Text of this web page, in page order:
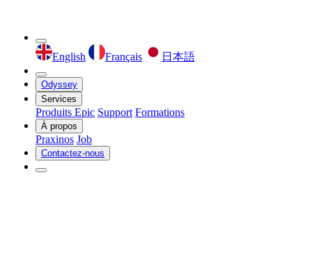
English Français 日本語
Odyssey
Services
Produits Epic Support Formations
À propos
Praxinos Job
Contactez-nous